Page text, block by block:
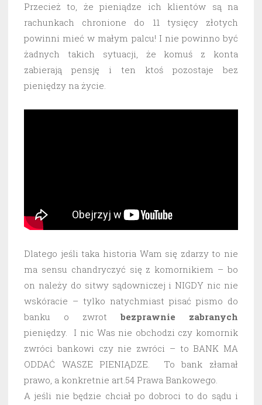
Przecież to, że pieniądze ich klientów są na
rachunkach chronione do 11 tysięcy złotych
powinni mieć w małym palcu! I nie powinno być
żadnych takich sytuacji, że komuś z konta
zabierają pensję i ten ktoś pozostaje bez
pieniędzy na życie.
Dlatego jeśli taka historia Wam się zdarzy to nie
ma sensu chandryczyć się z komornikiem – bo
on należy do sitwy sądowniczej i NIGDY nic nie
wskóracie – tylko natychmiast pisać pismo do
banku o zwrot bezprawnie
zabranych
pieniędzy. I nic Was nie obchodzi czy komornik
zwróci bankowi czy nie zwróci – to BANK MA
ODDAĆ WASZE PIENIĄDZE. To bank złamał
prawo, a konkretnie art.54 Prawa Bankowego.
A jeśli nie będzie chciał po dobroci to do sądu i